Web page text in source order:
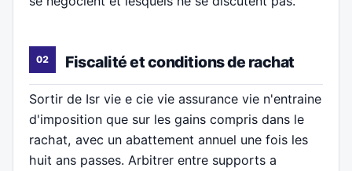
Fiscalité et conditions de rachat
Sortir de Isr vie e cie vie assurance vie n'entraine
d'imposition que sur les gains compris dans le
rachat, avec un abattement annuel une fois les
huit ans passes. Arbitrer entre supports a